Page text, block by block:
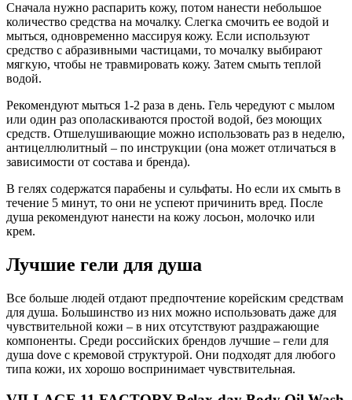
Сначала нужно распарить кожу, потом нанести небольшое
количество средства на мочалку. Слегка смочить ее водой и
мыться, одновременно массируя кожу. Если используют
средство с абразивными частицами, то мочалку выбирают
мягкую, чтобы не травмировать кожу. Затем смыть теплой
водой.
Рекомендуют мыться 1-2 раза в день. Гель чередуют с мылом
или один раз ополаскиваются простой водой, без моющих
средств. Отшелушивающие можно использовать раз в неделю,
антицеллюлитный – по инструкции (она может отличаться в
зависимости от состава и бренда).
В гелях содержатся парабены и сульфаты. Но если их смыть в
течение 5 минут, то они не успеют причинить вред. После
душа рекомендуют нанести на кожу лосьон, молочко или
крем.
Лучшие гели для душа
Все больше людей отдают предпочтение корейским средствам
для душа. Большинство из них можно использовать даже для
чувствительной кожи – в них отсутствуют раздражающие
компоненты. Среди российских брендов лучшие – гели для
душа dove с кремовой структурой. Они подходят для любого
типа кожи, их хорошо воспринимает чувствительная.